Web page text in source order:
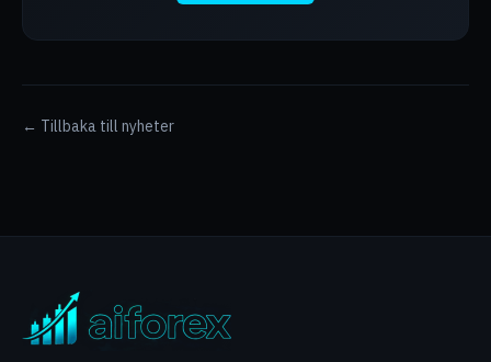
← Tillbaka till nyheter